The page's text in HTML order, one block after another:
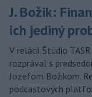
J. Božik:
ich jediný
V relácii Štúdio
rozprával s
Jozefom Božikom.
podcastových